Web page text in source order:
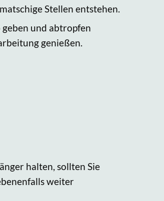
Stellen entstehen.
und abtropfen
genießen.
halten, sollten Sie
weiter